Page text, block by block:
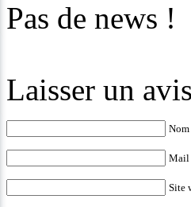
Pas de news !
Laisser un avis
Mail
Site